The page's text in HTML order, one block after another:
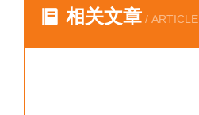
相关文章 / ARTICLE